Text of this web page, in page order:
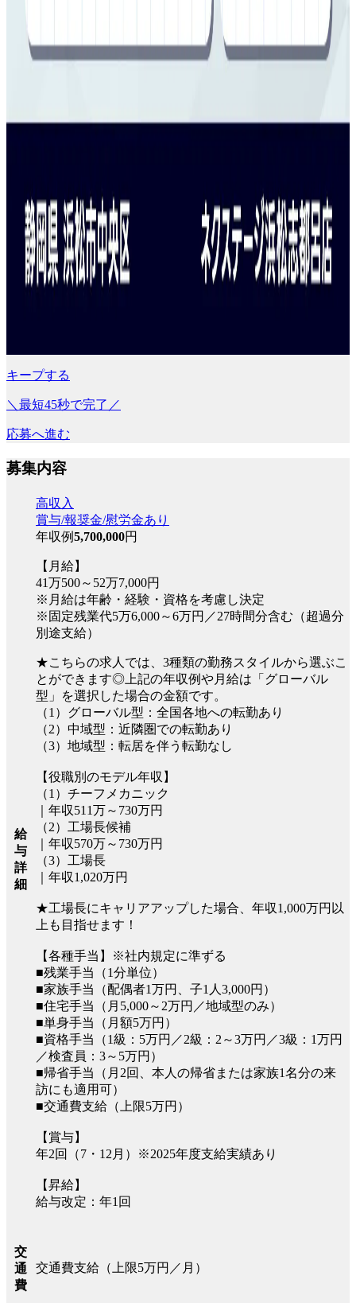
キープする
＼最短45秒で完了／
応募へ進む
募集内容
給
与
詳
細
高収入
賞与/報奨金/慰労金あり
年収例5,700,000円
【月給】
41万500～52万7,000円
※月給は年齢・経験・資格を考慮し決定
※固定残業代5万6,000～6万円／27時間分含む（超過分
別途支給）
★こちらの求人では、3種類の勤務スタイルから選ぶこ
とができます◎上記の年収例や月給は「グローバル
型」を選択した場合の金額です。
（1）グローバル型：全国各地への転勤あり
（2）中域型：近隣圏での転勤あり
（3）地域型：転居を伴う転勤なし
【役職別のモデル年収】
（1）チーフメカニック
｜年収511万～730万円
（2）工場長候補
｜年収570万～730万円
（3）工場長
｜年収1,020万円
★工場長にキャリアアップした場合、年収1,000万円以
上も目指せます！
【各種手当】※社内規定に準ずる
■残業手当（1分単位）
■家族手当（配偶者1万円、子1人3,000円）
■住宅手当（月5,000～2万円／地域型のみ）
■単身手当（月額5万円）
■資格手当（1級：5万円／2級：2～3万円／3級：1万円
／検査員：3～5万円）
■帰省手当（月2回、本人の帰省または家族1名分の来
訪にも適用可）
■交通費支給（上限5万円）
【賞与】
年2回（7・12月）※2025年度支給実績あり
【昇給】
給与改定：年1回
交
通
費
交通費支給（上限5万円／月）